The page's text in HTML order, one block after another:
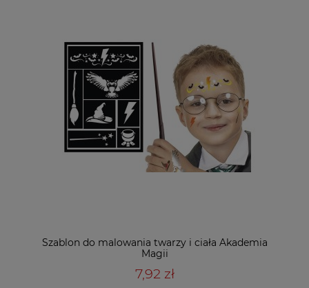
Szablon do malowania twarzy i ciała Akademia
Magii
7,92 zł